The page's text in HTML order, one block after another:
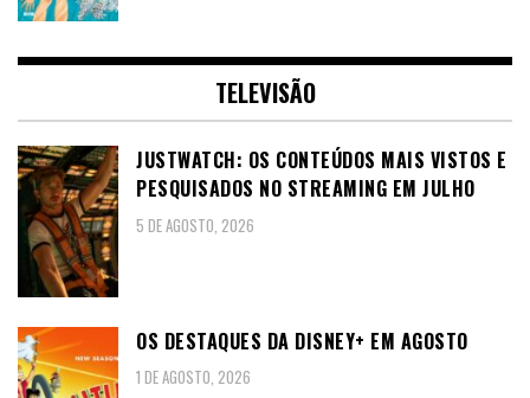
TELEVISÃO
JUSTWATCH: OS CONTEÚDOS MAIS VISTOS E
PESQUISADOS NO STREAMING EM JULHO
5 DE AGOSTO, 2026
OS DESTAQUES DA DISNEY+ EM AGOSTO
1 DE AGOSTO, 2026